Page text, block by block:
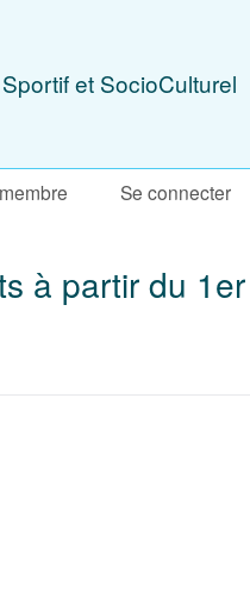
et SocioCulturel
Se connecter
à partir du